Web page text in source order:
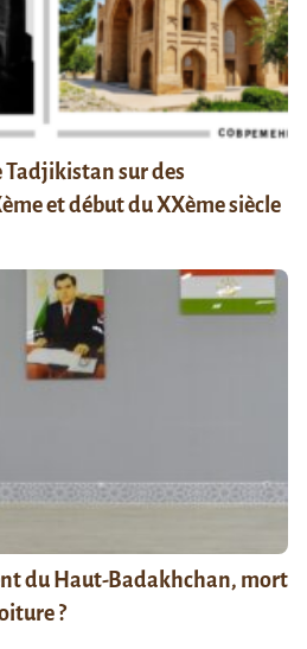
sur des
et début du XXème siècle
du Haut-Badakhchan, mort
?